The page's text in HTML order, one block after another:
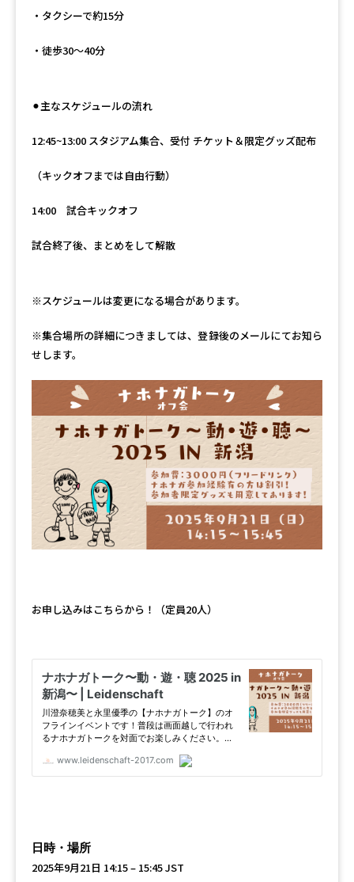
・タクシーで約15分
・徒歩30〜40分
⚫︎主なスケジュールの流れ
12:45~13:00 スタジアム集合、受付 チケット＆限定グッズ配布
（キックオフまでは自由行動）
14:00 試合キックオフ
試合終了後、まとめをして解散
※スケジュールは変更になる場合があります。
※集合場所の詳細につきましては、登録後のメールにてお知ら
せします。
お申し込みはこちらから！（定員20人）
日時・場所
2025年9月21日 14:15 – 15:45 JST